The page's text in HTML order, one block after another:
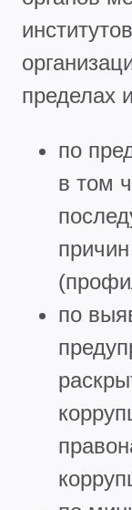
пределах
по
в том
по